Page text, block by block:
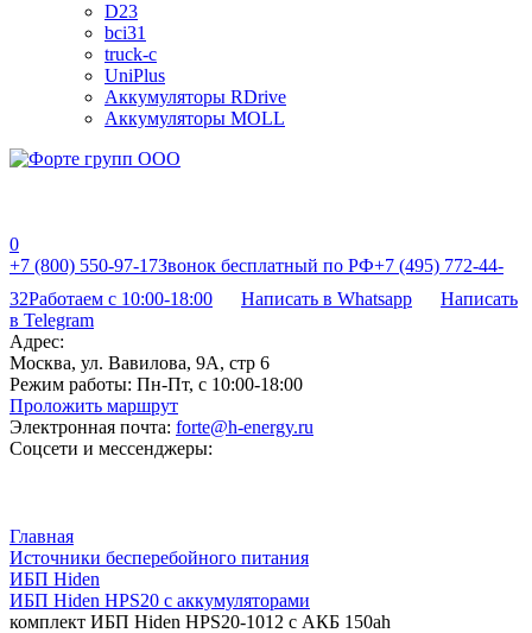
D23
bci31
truck-c
UniPlus
Аккумуляторы RDrive
Аккумуляторы MOLL
0
+7 (800) 550-97-17Звонок бесплатный по РФ+7 (495) 772-44-
32Работаем с 10:00-18:00 Написать в Whatsapp
Написать
в Telegram
Адрес:
Москва, ул. Вавилова, 9А, стр 6
Режим работы: Пн-Пт, с 10:00-18:00
Проложить маршрут
Электронная почта: forte@h-energy.ru
Соцсети и мессенджеры:
Главная
Источники бесперебойного питания
ИБП Hiden
ИБП Hiden HPS20 с аккумуляторами
комплект ИБП Hiden HPS20-1012 с АКБ 150ah